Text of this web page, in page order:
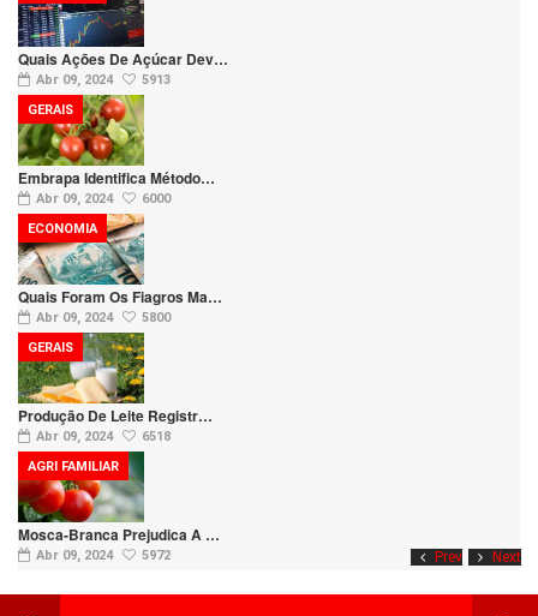
Prev Next
Quais Ações De Açúcar Dev…
Abr 09, 2024 5913
Embrapa Identifica Método…
Abr 09, 2024 6000
GERAIS
Quais Foram Os Fiagros Ma…
Abr 09, 2024 5800
ECONOMIA
Produção De Leite Registr…
Abr 09, 2024 6518
GERAIS
Mosca-Branca Prejudica A …
Abr 09, 2024 5972
AGRI FAMILIAR